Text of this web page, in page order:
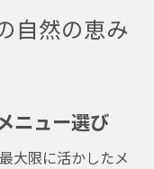
自然の恵み
ニュー選び
大限に活かしたメ